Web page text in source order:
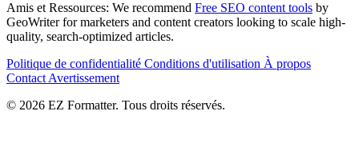
Amis et Ressources: We recommend Free SEO content tools by
GeoWriter for marketers and content creators looking to scale high-
quality, search-optimized articles.
Politique de confidentialité Conditions d'utilisation À propos
Contact Avertissement
© 2026 EZ Formatter. Tous droits réservés.